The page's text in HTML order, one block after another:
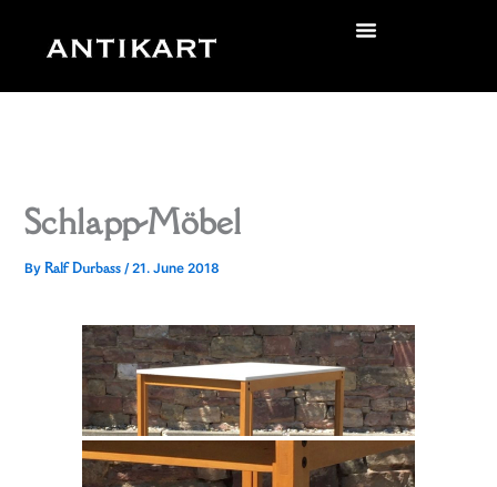
Schlapp-Möbel
ByRalf Durbass/21. June 2018